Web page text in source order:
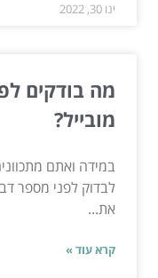
ינו 30, 2022
מה בודקים
מובייל?
במידה ואתם
לבדוק לפני מספר
את...
קרא עוד »